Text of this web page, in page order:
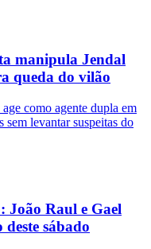
manipula Jendal
queda do vilão
como agente dupla em
levantar suspeitas do
João Raul e Gael
sábado